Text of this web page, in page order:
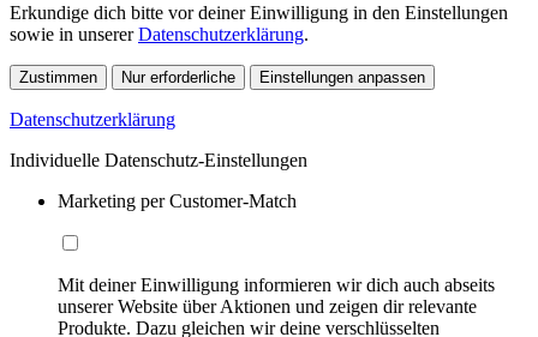
Erkundige dich bitte vor deiner Einwilligung in den Einstellungen
sowie in unsererDatenschutzerklärung.
Zustimmen Nur erforderliche Einstellungen anpassen
Datenschutzerklärung
Individuelle Datenschutz-Einstellungen
Marketing per Customer-Match
Mit deiner Einwilligung informieren wir dich auch abseits
unserer Website über Aktionen und zeigen dir relevante
Produkte. Dazu gleichen wir deine verschlüsselten